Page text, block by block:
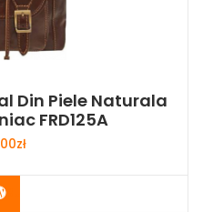
Din Piele Naturala
FRD125A
zł
Buy Now